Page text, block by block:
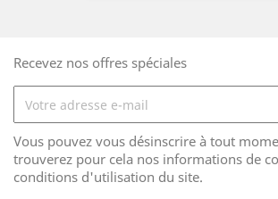
Recevez nos offres spéciales
Vous pouvez vous désinscrire à tout
trouverez pour cela nos informations de
conditions d'utilisation du site.